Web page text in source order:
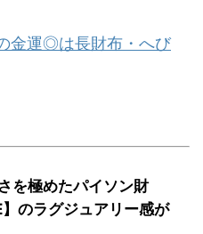
金運◎は長財布・へび
を極めたパイソン財
のラグジュアリー感が